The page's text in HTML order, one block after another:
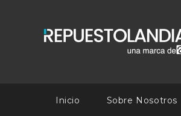
Inicio Sobre Nosotros